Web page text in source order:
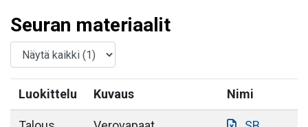
Seuran materiaalit
Luokittelu Kuvaus Nimi